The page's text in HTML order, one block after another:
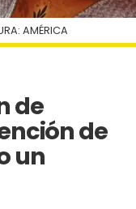
de
de
un
AMÉRICA